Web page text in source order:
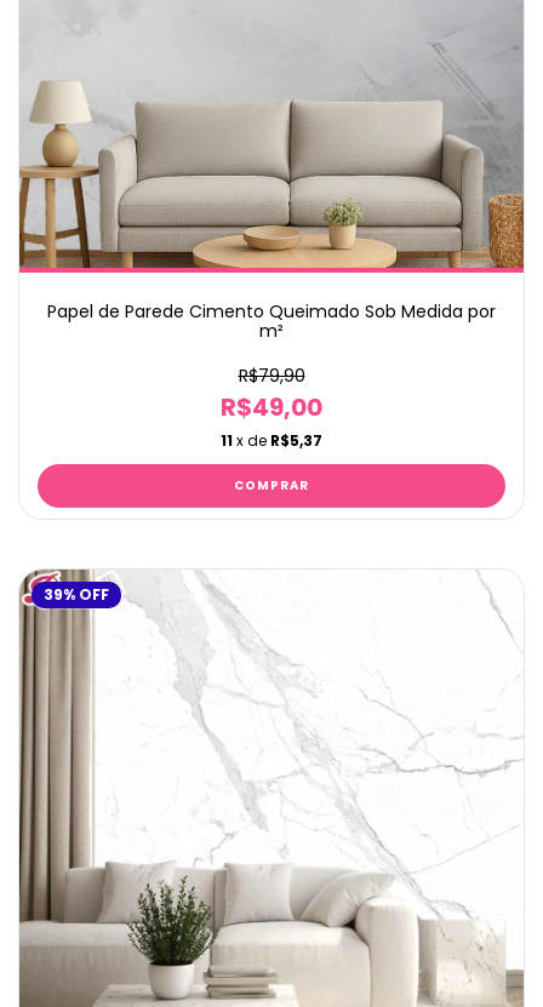
Papel de Parede Cimento Queimado Sob Medida por
m²
R$79,90
R$49,00
11x de R$5,37
39% OFF